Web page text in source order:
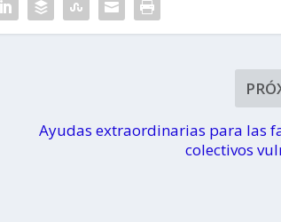
Ayudas extraordinarias para las
colectivos